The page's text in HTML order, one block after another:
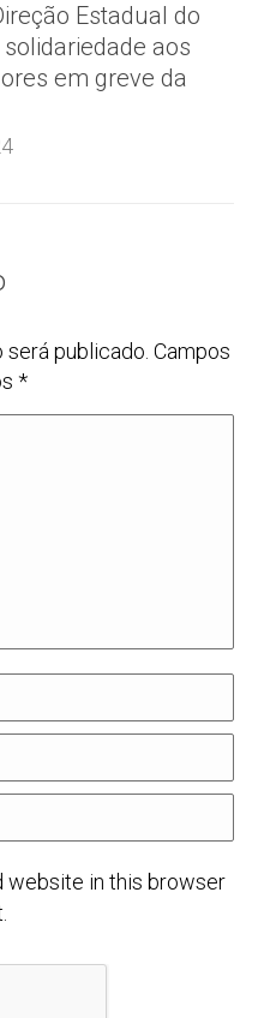
Estadual do
solidariedade aos
em greve da
publicado. Campos
*
website in this browser